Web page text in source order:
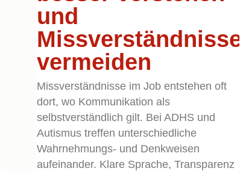
und
Missverständnisse
vermeiden
Missverständnisse im Job entstehen oft
dort, wo Kommunikation als
selbstverständlich gilt. Bei ADHS und
Autismus treffen unterschiedliche
Wahrnehmungs- und Denkweisen
aufeinander. Klare Sprache, Transparenz